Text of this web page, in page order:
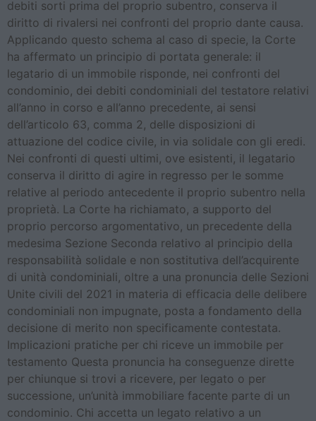
debiti sorti prima del proprio subentro, conserva il
diritto di rivalersi nei confronti del proprio dante causa.
Applicando questo schema al caso di specie, la Corte
ha affermato un principio di portata generale: il
legatario di un immobile risponde, nei confronti del
condominio, dei debiti condominiali del testatore relativi
all’anno in corso e all’anno precedente, ai sensi
dell’articolo 63, comma 2, delle disposizioni di
attuazione del codice civile, in via solidale con gli eredi.
Nei confronti di questi ultimi, ove esistenti, il legatario
conserva il diritto di agire in regresso per le somme
relative al periodo antecedente il proprio subentro nella
proprietà. La Corte ha richiamato, a supporto del
proprio percorso argomentativo, un precedente della
medesima Sezione Seconda relativo al principio della
responsabilità solidale e non sostitutiva dell’acquirente
di unità condominiali, oltre a una pronuncia delle Sezioni
Unite civili del 2021 in materia di efficacia delle delibere
condominiali non impugnate, posta a fondamento della
decisione di merito non specificamente contestata.
Implicazioni pratiche per chi riceve un immobile per
testamento Questa pronuncia ha conseguenze dirette
per chiunque si trovi a ricevere, per legato o per
successione, un’unità immobiliare facente parte di un
condominio. Chi accetta un legato relativo a un